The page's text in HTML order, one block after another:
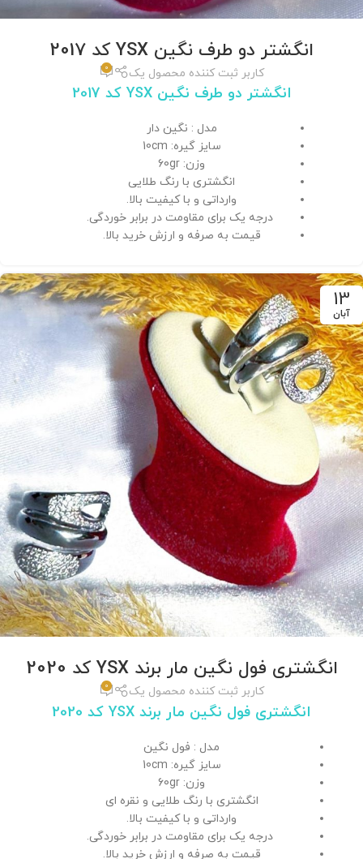
انگشتر دو طرف نگین YSX کد 2017
کاربر ثبت کننده محصول یک 0
انگشتر دو طرف نگین YSX کد 2017
مدل : نگین دار
سایز گیره: 10cm
وزن: 60gr
انگشتری با رنگ طلایی
وارداتی و با کیفیت بالا.
درجه یک برای مقاومت در برابر خوردگی.
قیمت به صرفه و ارزش خرید بالا.
13
آبان
انگشتری فول نگین مار برند YSX کد 2020
کاربر ثبت کننده محصول یک 0
انگشتری فول نگین مار برند YSX کد 2020
مدل : فول نگین
سایز گیره: 10cm
وزن: 60gr
انگشتری با رنگ طلایی و نقره ای
وارداتی و با کیفیت بالا.
درجه یک برای مقاومت در برابر خوردگی.
قیمت به صرفه و ارزش خرید بالا.